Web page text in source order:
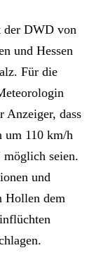
der DWD von
und Hessen
Für die
Anzeiger, dass
um 110 km/h
möglich seien.
und
Hollen dem